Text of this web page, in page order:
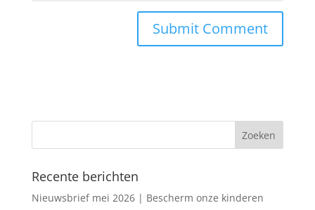
Recente berichten
Nieuwsbrief mei 2026 | Bescherm onze kinderen